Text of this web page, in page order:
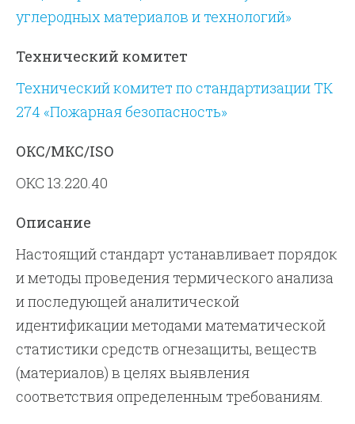
углеродных материалов и технологий»
Технический комитет
Технический комитет по стандартизации ТК
274 «Пожарная безопасность»
ОКС/МКС/ISO
ОКС 13.220.40
Описание
Настоящий стандарт устанавливает порядок
и методы проведения термического анализа
и последующей аналитической
идентификации методами математической
статистики средств огнезащиты, веществ
(материалов) в целях выявления
соответствия определенным требованиям.